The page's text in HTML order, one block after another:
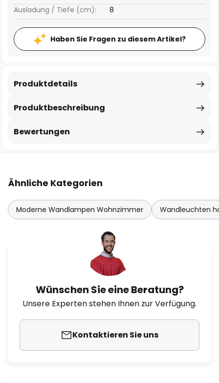
Ausladung / Tiefe (cm): 8
Haben Sie Fragen zu diesem Artikel?
Produktbeschreibung
Produktdetails
Bewertungen
Ähnliche Kategorien
Moderne Wandlampen Wohnzimmer Wandleuchten
Wünschen Sie eine Beratung?
Unsere Experten stehen Ihnen zur Verfügung.
Kontaktieren Sie uns